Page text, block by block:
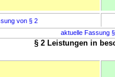
von § 2
aktuelle Fassung
§ 2 Leistungen in